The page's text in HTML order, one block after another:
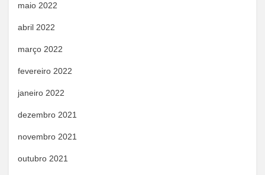
maio 2022
abril 2022
março 2022
fevereiro 2022
janeiro 2022
dezembro 2021
novembro 2021
outubro 2021